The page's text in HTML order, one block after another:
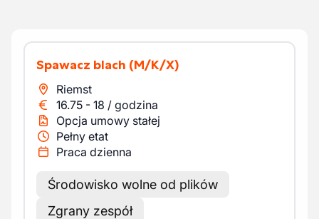
Spawacz blach (M/K/X)
Riemst
16.75 - 18 / godzina
Opcja umowy stałej
Pełny etat
Praca dzienna
Środowisko wolne od plików
Zgrany zespół